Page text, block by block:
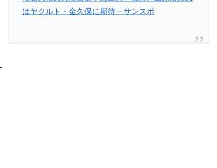
はヤクルト・金久保に期待 – サンスポ